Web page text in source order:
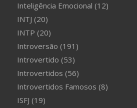
Inteligência Emocional (12)
INTJ (20)
INTP (20)
Introversão (191)
Introvertido (53)
Introvertidos (56)
Introvertidos Famosos (8)
ISFJ (19)